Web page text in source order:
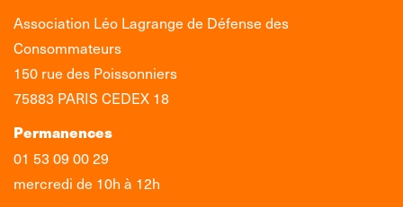
Association Léo Lagrange de Défense des
Consommateurs
150 rue des Poissonniers
75883 PARIS CEDEX 18
Permanences
01 53 09 00 29
mercredi de 10h à 12h